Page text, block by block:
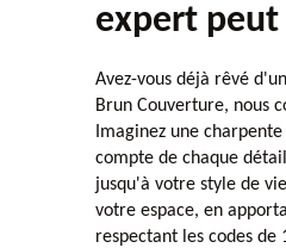
expert
Avez-vous déjà rêvé
Brun Couverture, nous
Imaginez une
compte de chaque
jusqu'à votre style de
votre espace, en
respectant les codes de